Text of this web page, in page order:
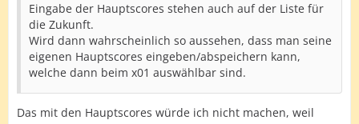
Eingabe der Hauptscores stehen auch auf der Liste für
die Zukunft.
Wird dann wahrscheinlich so aussehen, dass man seine
eigenen Hauptscores eingeben/abspeichern kann,
welche dann beim x01 auswählbar sind.
Das mit den Hauptscores würde ich nicht machen, weil